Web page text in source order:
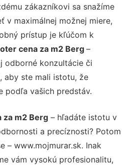
zákazníkovi sa snažíme
v maximálnej možnej miere,
prístup je kľúčom k
cena za m2 Berg –
odborné konzultácie či
aby ste mali istotu, že
podľa vašich predstáv.
za m2 Berg – hľadáte istotu v
a precíznosti? Potom
– www.mojmurar.sk. Inak
vám vysokú profesionalitu,